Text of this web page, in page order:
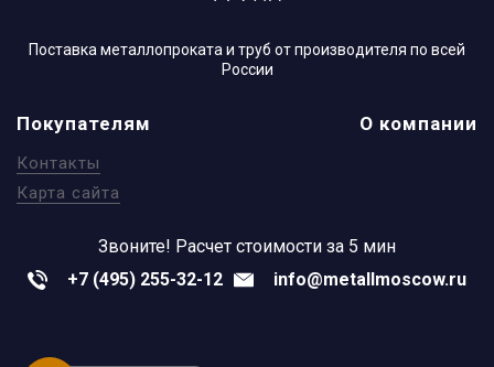
Поставка металлопроката и труб от производителя по всей
России
Покупателям
Контакты
Карта сайта
О компании
Звоните! Расчет стоимости за 5 мин
+7 (495) 255-32-12
info@metallmoscow.ru